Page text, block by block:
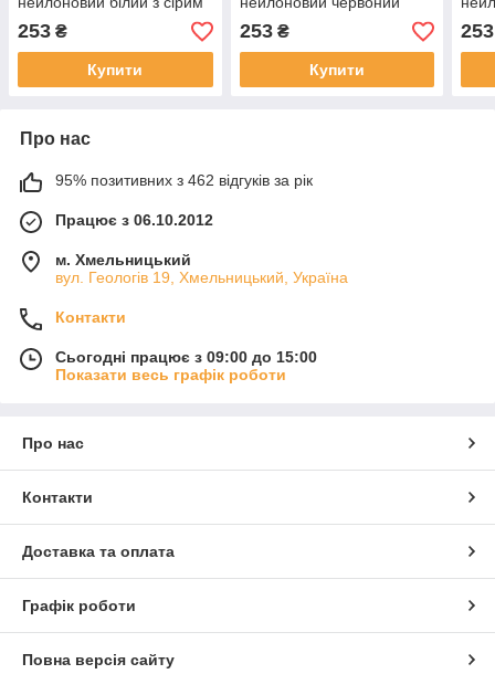
253 ₴
Купити
253₴
Купити
253
Про нас
95% позитивних з 462 відгуків за рік
Працює з 06.10.2012
м. Хмельницький
вул. Геологів 19, Хмельницький, Україна
Контакти
Сьогодні працює з 09:00 до 15:00
Показати весь графік роботи
Про нас
Контакти
Доставка та оплата
Графік роботи
Повна версія сайту